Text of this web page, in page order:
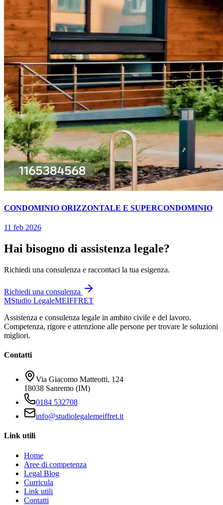
CONDOMINIO ORIZZONTALE E SUPERCONDOMINIO
11 feb 2026
Hai bisogno di assistenza legale?
Richiedi una consulenza e raccontaci la tua esigenza.
Richiedi una consulenza
MStudio LegaleMEIFFRET
Assistenza e consulenza legale in ambito civile e del lavoro.
Competenza, rigore e attenzione alle persone per trovare le soluzioni
migliori.
Contatti
Via Giacomo Matteotti, 124
18038 Sanremo (IM)
0184 532708
info@studiolegalemeiffret.it
Link utili
Home
Aree di competenza
Legal Blog
Curricula
Link utili
Contatti